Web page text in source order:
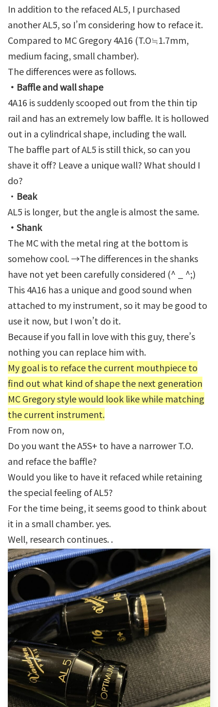
In addition to the refaced AL5, I purchased
another AL5, so I’m considering how to reface it.
Compared to MC Gregory 4A16 (T.O≒1.7mm,
medium facing, small chamber).
The differences were as follows.
・Baffle and wall shape
4A16 is suddenly scooped out from the thin tip
rail and has an extremely low baffle. It is hollowed
out in a cylindrical shape, including the wall.
The baffle part of AL5 is still thick, so can you
shave it off? Leave a unique wall? What should I
do?
・ Beak
AL5 is longer, but the angle is almost the same.
・Shank
The MC with the metal ring at the bottom is
somehow cool. →The differences in the shanks
have not yet been carefully considered (^ _ ^;)
This 4A16 has a unique and good sound when
attached to my instrument, so it may be good to
use it now, but I won’t do it.
Because if you fall in love with this guy, there’s
nothing you can replace him with.
My goal is to reface the current mouthpiece to
find out what kind of shape the next generation
MC Gregory style would look like while matching
the current instrument.
From now on,
Do you want the A5S+ to have a narrower T.O.
and reface the baffle?
Would you like to have it refaced while retaining
the special feeling of AL5?
For the time being, it seems good to think about
it in a small chamber. yes.
Well, research continues. .